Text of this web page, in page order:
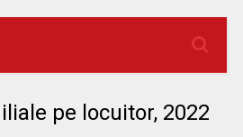
pe locuitor, 2022